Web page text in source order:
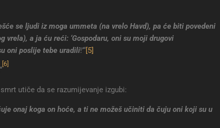
se ljudi iz moga ummeta (na vrelo Havd), pa će biti povedeni
a ja ću reći: ‘Gospodaru, oni su moji drugovi
oni poslije tebe uradili!’“[5]
[6]
utiče da se razumijevanje izgubi:
onaj koga on hoće, a ti ne možeš učiniti da čuju oni koji su u